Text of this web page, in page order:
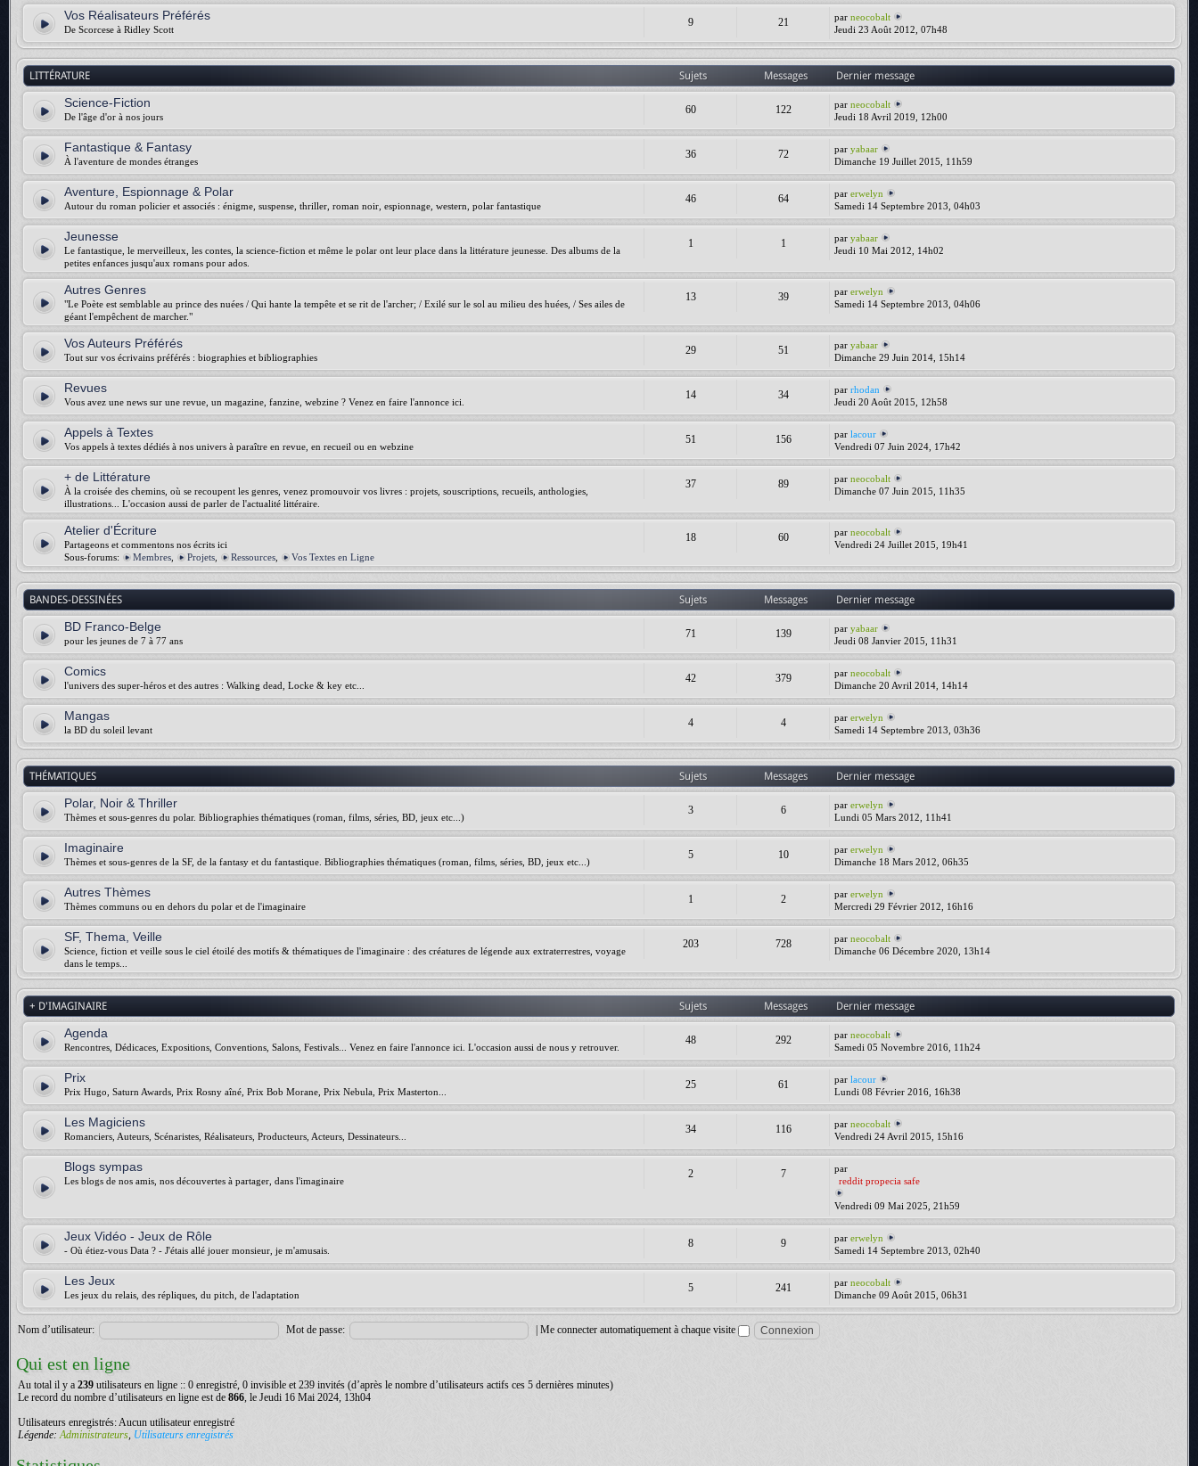
Vos Réalisateurs Préférés
De Scorcese à Ridley Scott
9 21 parneocobalt
Jeudi 23 Août 2012, 07h48
LITTÉRATURE Sujets Messages Dernier message
Science-Fiction
De l'âge d'or à nos jours
60 122 parneocobalt
Jeudi 18 Avril 2019, 12h00
Fantastique & Fantasy
À l'aventure de mondes étranges
36 72 paryabaar
Dimanche 19 Juillet 2015, 11h59
Aventure, Espionnage & Polar
Autour du roman policier et associés : énigme, suspense, thriller, roman noir, espionnage, western, polar fantastique
46 64 parerwelyn
Samedi 14 Septembre 2013, 04h03
Jeunesse
Le fantastique, le merveilleux, les contes, la science-fiction et même le polar ont leur place dans la littérature jeunesse. Des albums de la
petites enfances jusqu'aux romans pour ados.
1 1 paryabaar
Jeudi 10 Mai 2012, 14h02
Autres Genres
"Le Poète est semblable au prince des nuées / Qui hante la tempête et se rit de l'archer; / Exilé sur le sol au milieu des huées, / Ses ailes de
géant l'empêchent de marcher."
13 39 parerwelyn
Samedi 14 Septembre 2013, 04h06
Vos Auteurs Préférés
Tout sur vos écrivains préférés : biographies et bibliographies
29 51 paryabaar
Dimanche 29 Juin 2014, 15h14
Revues
Vous avez une news sur une revue, un magazine, fanzine, webzine ? Venez en faire l'annonce ici.
14 34 parrhodan
Jeudi 20 Août 2015, 12h58
Appels à Textes
Vos appels à textes dédiés à nos univers à paraître en revue, en recueil ou en webzine
51 156 parlacour
Vendredi 07 Juin 2024, 17h42
+ de Littérature
À la croisée des chemins, où se recoupent les genres, venez promouvoir vos livres : projets, souscriptions, recueils, anthologies,
illustrations... L'occasion aussi de parler de l'actualité littéraire.
37 89 parneocobalt
Dimanche 07 Juin 2015, 11h35
Atelier d'Écriture
Partageons et commentons nos écrits ici
Sous-forums:
Membres Projets Ressources Vos Textes en Ligne
18 60 parneocobalt
Vendredi 24 Juillet 2015, 19h41
BANDES-DESSINÉES Sujets Messages Dernier message
BD Franco-Belge
pour les jeunes de 7 à 77 ans
71 139 paryabaar
Jeudi 08 Janvier 2015, 11h31
Comics
l'univers des super-héros et des autres : Walking dead, Locke & key etc...
42 379 parneocobalt
Dimanche 20 Avril 2014, 14h14
Mangas
la BD du soleil levant
4 4 parerwelyn
Samedi 14 Septembre 2013, 03h36
THÉMATIQUES Sujets Messages Dernier message
Polar, Noir & Thriller
Thèmes et sous-genres du polar. Bibliographies thématiques (roman, films, séries, BD, jeux etc...)
3 6 parerwelyn
Lundi 05 Mars 2012, 11h41
Imaginaire
Thèmes et sous-genres de la SF, de la fantasy et du fantastique. Bibliographies thématiques (roman, films, séries, BD, jeux etc...)
5 10 parerwelyn
Dimanche 18 Mars 2012, 06h35
Autres Thèmes
Thèmes communs ou en dehors du polar et de l'imaginaire
1 2 parerwelyn
Mercredi 29 Février 2012, 16h16
SF, Thema, Veille
Science, fiction et veille sous le ciel étoilé des motifs & thématiques de l'imaginaire : des créatures de légende aux extraterrestres, voyage
dans le temps...
203 728 parneocobalt
Dimanche 06 Décembre 2020, 13h14
+ D'IMAGINAIRE Sujets Messages Dernier message
Agenda
Rencontres, Dédicaces, Expositions, Conventions, Salons, Festivals... Venez en faire l'annonce ici. L'occasion aussi de nous y retrouver.
48 292 parneocobalt
Samedi 05 Novembre 2016, 11h24
Prix
Prix Hugo, Saturn Awards, Prix Rosny aîné, Prix Bob Morane, Prix Nebula, Prix Masterton...
25 61 parlacour
Lundi 08 Février 2016, 16h38
Les Magiciens
Romanciers, Auteurs, Scénaristes, Réalisateurs, Producteurs, Acteurs, Dessinateurs...
34 116 parneocobalt
Vendredi 24 Avril 2015, 15h16
Blogs sympas
Les blogs de nos amis, nos découvertes à partager, dans l'imaginaire
2 7
par
reddit propecia safe
Vendredi 09 Mai 2025, 21h59
Jeux Vidéo - Jeux de Rôle
- Où étiez-vous Data ? - J'étais allé jouer monsieur, je m'amusais.
8 9 parerwelyn
Samedi 14 Septembre 2013, 02h40
Les Jeux
Les jeux du relais, des répliques, du pitch, de l'adaptation
5 241 parneocobalt
Dimanche 09 Août 2015, 06h31
Nom d’utilisateur: Mot de passe: |Me connecter automatiquement à chaque visite
Qui est en ligne
Au total il y a 239 utilisateurs en ligne :: 0 enregistré, 0 invisible et 239 invités (d’après le nombre d’utilisateurs actifs ces 5 dernières minutes)
Le record du nombre d’utilisateurs en ligne est de 866, le Jeudi 16 Mai 2024, 13h04
Utilisateurs enregistrés: Aucun utilisateur enregistré
Légende:Administrateurs, Utilisateurs enregistrés